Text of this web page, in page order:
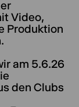
Video,
Produktion
am 5.6.26
den Clubs